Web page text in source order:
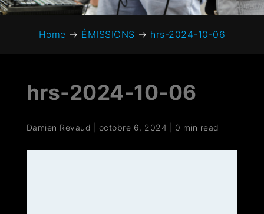
Home → ÉMISSIONS → hrs-2024-10-06
hrs-2024-10-06
Damien Revaud octobre 6, 2024 0 min read